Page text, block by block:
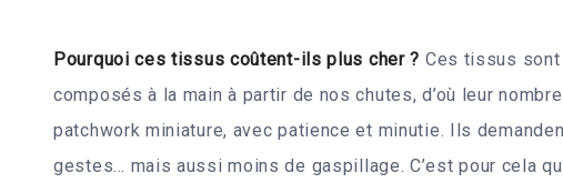
Pourquoi ces tissus coûtent-ils plus cher ? Ces tissus
composés à la main à partir de nos chutes, d’où leur
patchwork miniature, avec patience et minutie. Ils
gestes… mais aussi moins de gaspillage. C’est pour cela